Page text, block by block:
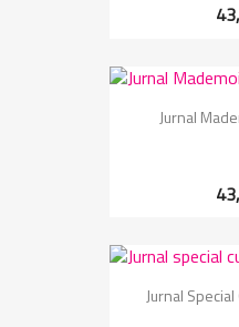
Jurnal
Jurnal